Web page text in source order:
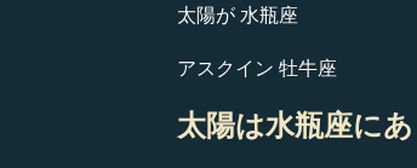
太陽が 水瓶座
アスクイン 牡牛座
太陽は水瓶座に